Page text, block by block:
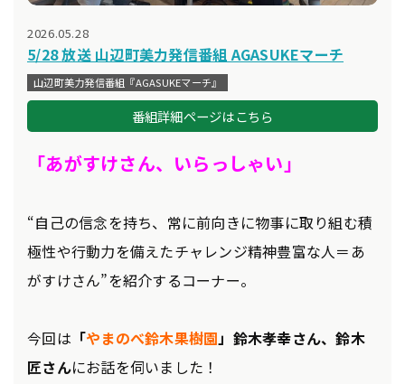
2026.05.28
5/28 放送 山辺町美力発信番組 AGASUKEマーチ
山辺町美力発信番組『AGASUKEマーチ』
番組詳細ページはこちら
「あがすけさん、いらっしゃい」
“自己の信念を持ち、常に前向きに物事に取り組む積
極性や行動力を備えたチャレンジ精神豊富な人＝あ
がすけさん”を紹介するコーナー。
今回は 「やまのべ鈴木果樹園」鈴木孝幸さん、鈴木
匠さんにお話を伺いました！